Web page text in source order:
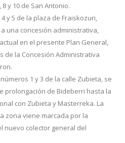
y 10 de San Antonio.
y 5 de la plaza de Fraiskozuri,
una concesión administrativa,
en el presente Plan General,
de la Concesión Administrativa
1 y 3 de la calle Zubieta, se
prolongación de Bideberri hasta la
con Zubieta y Masterreka. La
zona viene marcada por la
nuevo colector general del